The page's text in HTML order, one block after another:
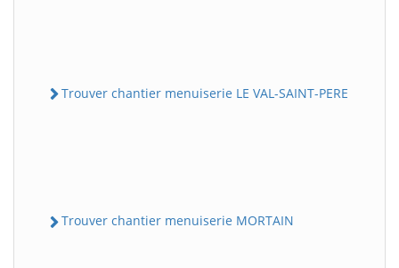
Trouver chantier menuiserie LE VAL-SAINT-PERE
Trouver chantier menuiserie MORTAIN